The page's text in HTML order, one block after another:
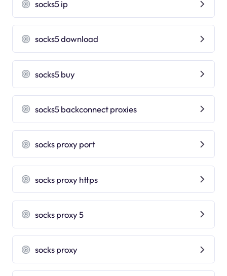
socks5 ip
socks5 download
socks5 buy
socks5 backconnect proxies
socks proxy port
socks proxy https
socks proxy 5
socks proxy